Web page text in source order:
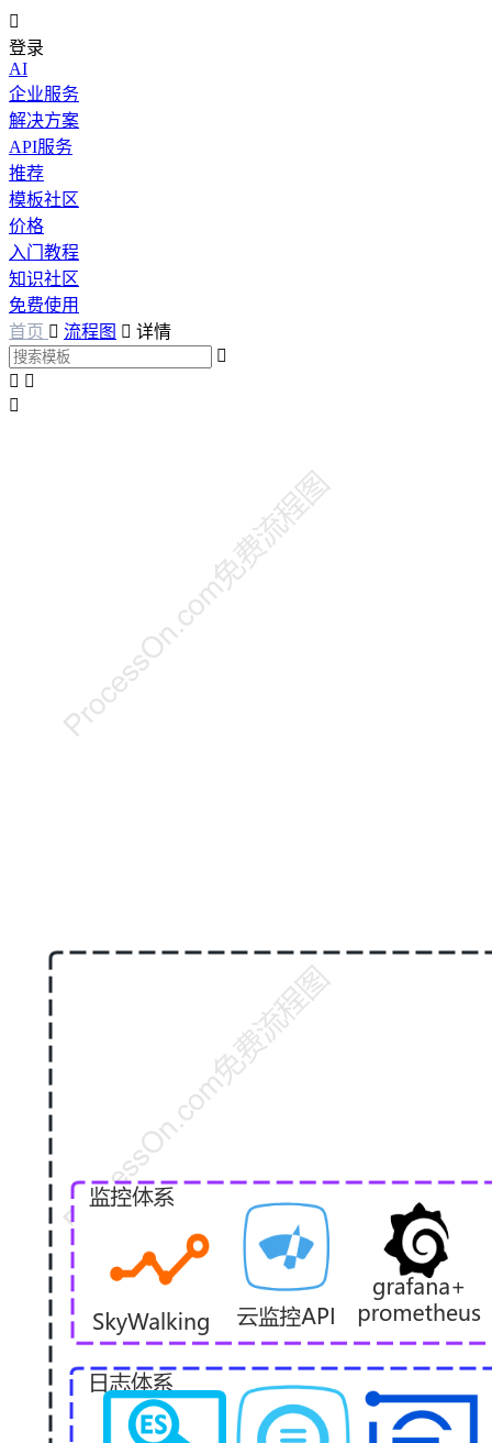

登录
AI
企业服务
解决方案
API服务
推荐
模板社区
价格
入门教程
知识社区
免费使用
首页  流程图  详情

 
